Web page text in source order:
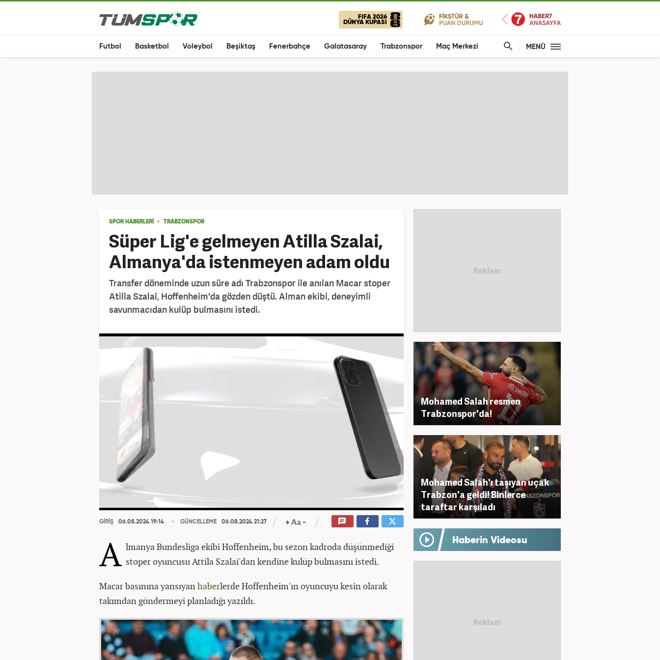
FIFA 2026
DÜNYA KUPASI
Futbol Basketbol Voleybol Beşiktaş Fenerbahçe Galatasaray Trabzonspor Maç Merkezi MENÜ
SPOR HABERLERİ TRABZONSPOR
Süper Lig'e gelmeyen Atilla Szalai,
Almanya'da istenmeyen adam oldu
Transfer döneminde uzun süre adı Trabzonspor ile anılan Macar stoper
Atilla Szalai, Hoffenheim'da gözden düştü. Alman ekibi, deneyimli
savunmacıdan kulüp bulmasını istedi.
GİRİŞ 06.08.2024 19:14 GÜNCELLEME 06.08.2024 21:27
A lmanya Bundesliga ekibi Hoffenheim, bu sezon kadroda düşünmediği
stoper oyuncusu Attila Szalai'dan kendine kulüp bulmasını istedi.
Macar basınına yansıyanhaberlerde Hoffenheim'ın oyuncuyu kesin olarak
takımdan göndermeyi planladığı yazıldı.
Mohamed Salah resmen
Trabzonspor'da!
Mohamed Salah'ı taşıyan uçak
Trabzon'a geldi! Binlerce
taraftar karşıladı
Haberin Videosu